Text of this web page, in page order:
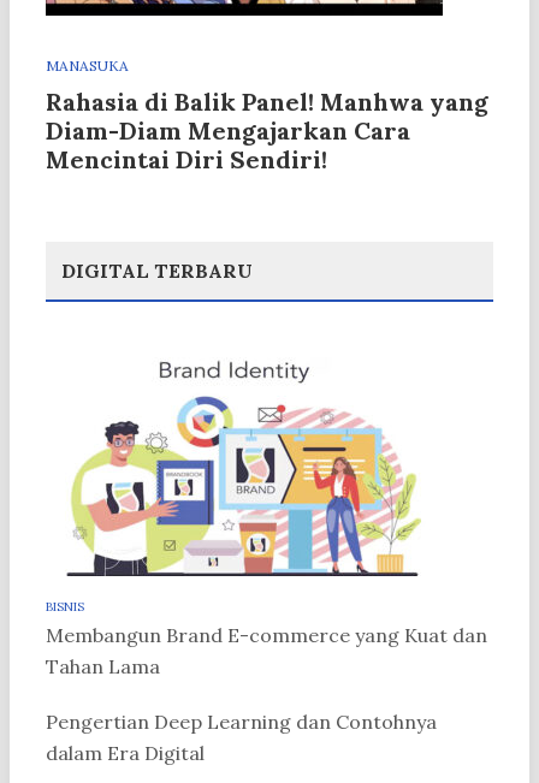
MANASUKA
Rahasia di Balik Panel! Manhwa yang
Diam-Diam Mengajarkan Cara
Mencintai Diri Sendiri!
DIGITAL TERBARU
BISNIS
Membangun Brand E-commerce yang Kuat dan
Tahan Lama
Pengertian Deep Learning dan Contohnya
dalam Era Digital